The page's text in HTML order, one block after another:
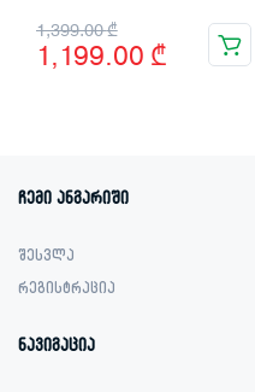
1,399.00₾
Original
price
1,199.00 ₾
Current
price
ჩემი ანგარიში
შესვლა
რეგისტრაცია
ნავიგაცია